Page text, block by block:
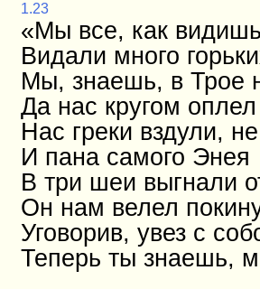
1.23
«Мы все, как
Видали много
Мы, знаешь, в Трое
Да нас кругом
Нас греки вздули,
И пана самого Энея
В три шеи выгнали
Он нам велел
Уговорив, увез с
Теперь ты знаешь,